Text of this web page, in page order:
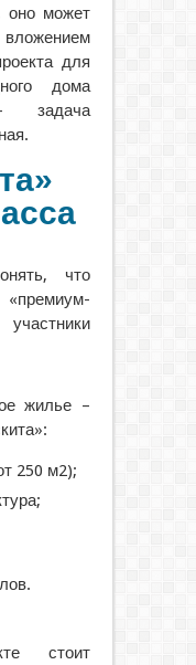
оно может
для
дома
задача
что
жилье –
250 м2);
стоит